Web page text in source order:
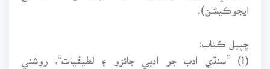
ايجوڪيشن).
ڇپيل ڪتاب:
(1) ”سنڌي ادب جو ادبي جائزو ۽ لطيفيات“، روشني